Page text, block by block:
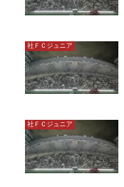
社ＦＣジュニア
社ＦＣジュニア